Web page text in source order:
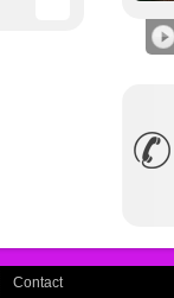
Contact